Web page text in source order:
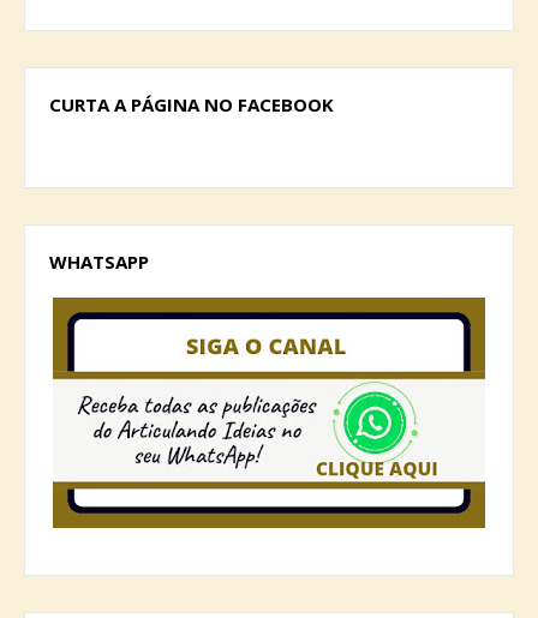
CURTA A PÁGINA NO FACEBOOK
WHATSAPP